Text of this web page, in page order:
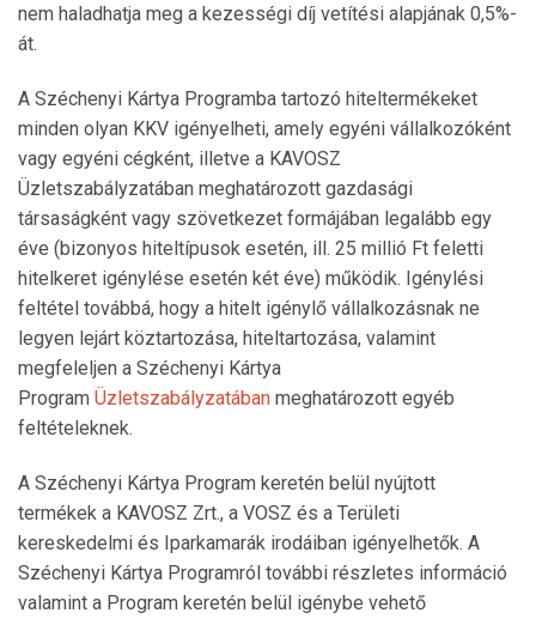
nem haladhatja meg a kezességi díj vetítési alapjának 0,5%-
át.
A Széchenyi Kártya Programba tartozó hiteltermékeket
minden olyan KKV igényelheti, amely egyéni vállalkozóként
vagy egyéni cégként, illetve a KAVOSZ
Üzletszabályzatában meghatározott gazdasági
társaságként vagy szövetkezet formájában legalább egy
éve (bizonyos hiteltípusok esetén, ill. 25 millió Ft feletti
hitelkeret igénylése esetén két éve) működik. Igénylési
feltétel továbbá, hogy a hitelt igénylő vállalkozásnak ne
legyen lejárt köztartozása, hiteltartozása, valamint
megfeleljen a Széchenyi Kártya
Program Üzletszabályzatában meghatározott egyéb
feltételeknek.
A Széchenyi Kártya Program keretén belül nyújtott
termékek a KAVOSZ Zrt., a VOSZ és a Területi
kereskedelmi és Iparkamarák irodáiban igényelhetők. A
Széchenyi Kártya Programról további részletes információ
valamint a Program keretén belül igénybe vehető